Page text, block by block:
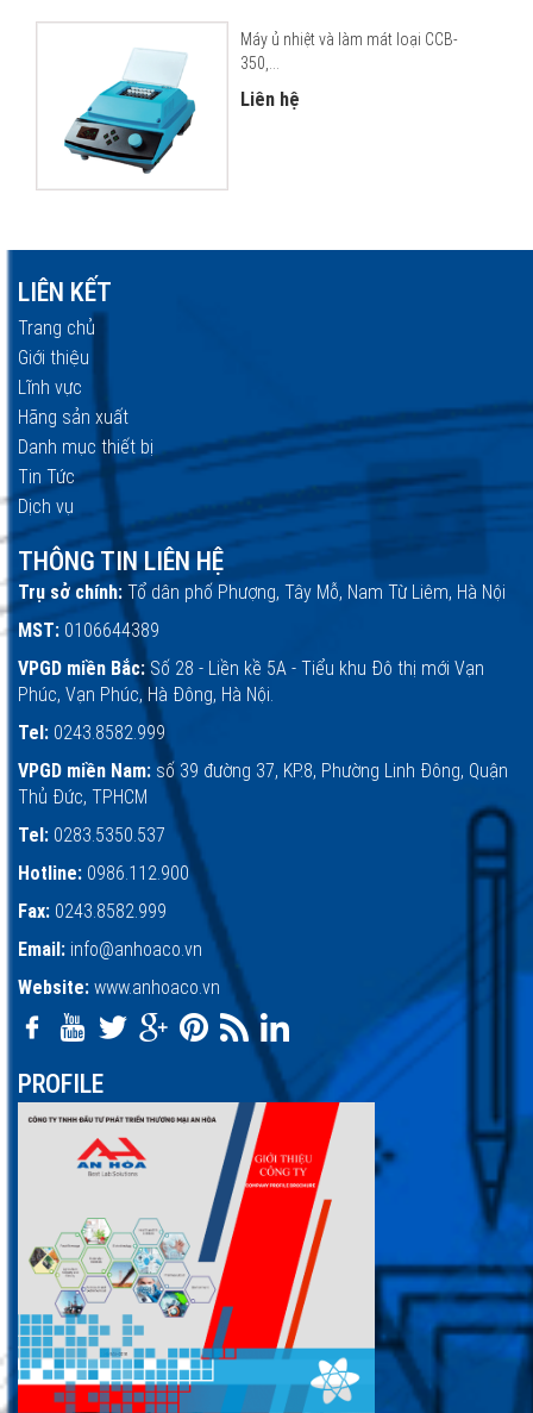
Máy ủ nhiệt và làm mát loại CCB-
350,...
Liên hệ
LIÊN KẾT
Trang chủ
Giới thiệu
Lĩnh vực
Hãng sản xuất
Danh mục thiết bị
Tin Tức
Dịch vụ
THÔNG TIN LIÊN HỆ
Trụ sở chính: Tổ dân phố Phượng, Tây Mỗ, Nam Từ Liêm, Hà Nội
MST: 0106644389
VPGD miền Bắc:Số 28 - Liền kề 5A - Tiểu khu Đô thị mới Vạn
Phúc, Vạn Phúc, Hà Đông, Hà Nội.
Tel: 0243.8582.999
VPGD miền Nam: số 39 đường 37, KP.8, Phường Linh Đông, Quận
Thủ Đức, TPHCM
Tel: 0283.5350.537
Hotline: 0986.112.900
Fax: 0243.8582.999
Email: info@anhoaco.vn
Website: www.anhoaco.vn
PROFILE